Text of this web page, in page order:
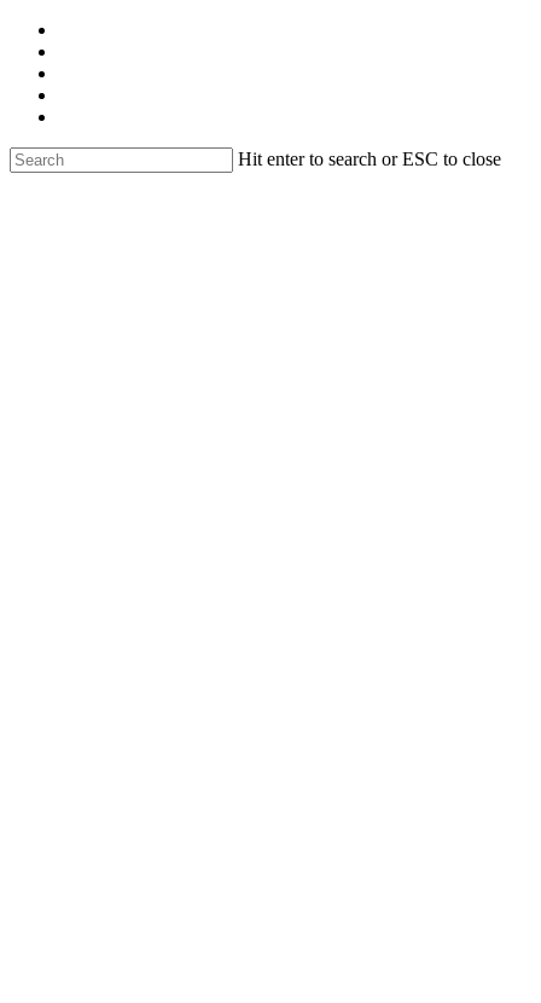
Skip
main
content
Hit enter to search or ESC to close